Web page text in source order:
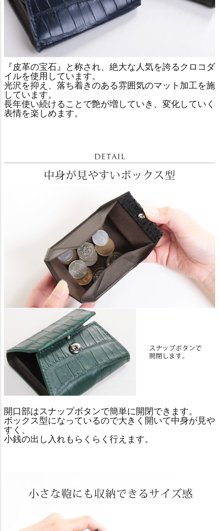
『皮革の宝石』と称され、絶大な人気を誇るクロコダ
イルを使用しています。
光沢を抑え、落ち着きのある雰囲気のマット加工を施
しています。
長年使い続けることで艶が増していき、変化していく
表情を楽しめます。
開口部はスナップボタンで簡単に開閉できます。
ボックス型になっているので大きく開いて中身が見や
すく、
小銭の出し入れもらくらく行えます。